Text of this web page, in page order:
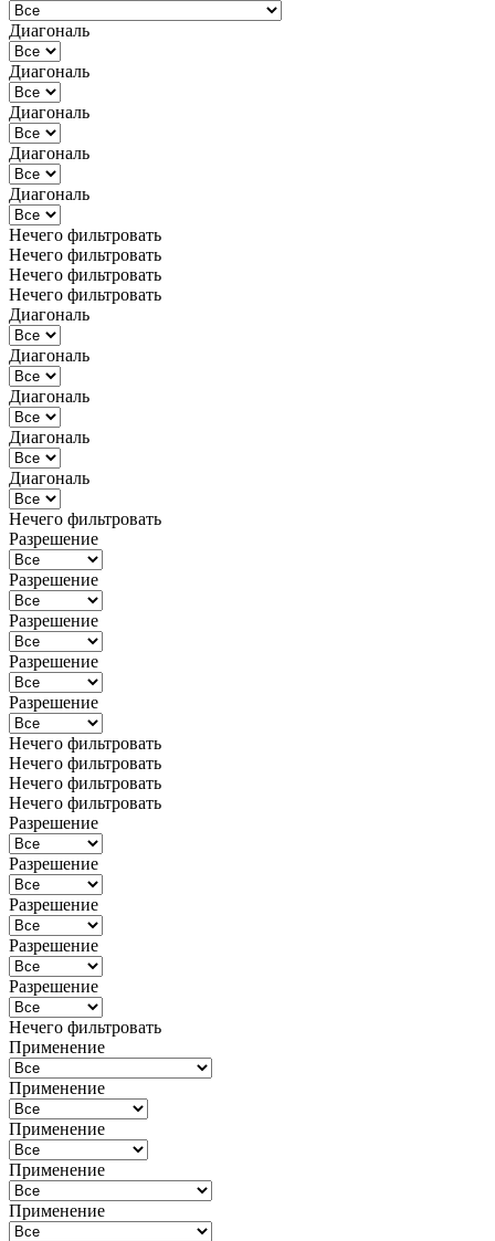
Диагональ
Диагональ
Диагональ
Диагональ
Диагональ
Нечего фильтровать
Нечего фильтровать
Нечего фильтровать
Нечего фильтровать
Диагональ
Диагональ
Диагональ
Диагональ
Диагональ
Нечего фильтровать
Разрешение
Разрешение
Разрешение
Разрешение
Разрешение
Нечего фильтровать
Нечего фильтровать
Нечего фильтровать
Нечего фильтровать
Разрешение
Разрешение
Разрешение
Разрешение
Разрешение
Нечего фильтровать
Применение
Применение
Применение
Применение
Применение